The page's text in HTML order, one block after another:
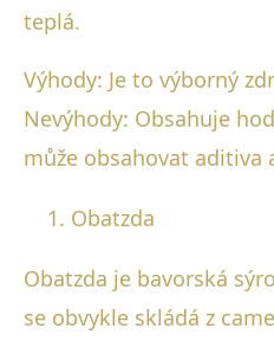
teplá.
Výhody: Je to výborný
Nevýhody: Obsahuje
může obsahovat aditiva
Obatzda
Obatzda je bavorská
se obvykle skládá z